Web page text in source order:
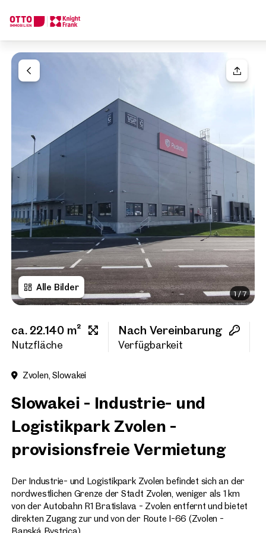
Alle Bilder
1/7
ca. 22.140 m²
Nutzfläche
Nach Vereinbarung
Verfügbarkeit
Zvolen, Slowakei
Slowakei - Industrie- und
Logistikpark Zvolen -
provisionsfreie Vermietung
Der Industrie- und Logistikpark Zvolen befindet sich an der
nordwestlichen Grenze der Stadt Zvolen, weniger als 1 km
von der Autobahn R1 Bratislava - Zvolen entfernt und bietet
direkten Zugang zur und von der Route I-66 (Zvolen -
Ihre Nachricht
Anrede
Bitte wählen
Titel (optional)
Vorname
Nachname
Telefonnummer
Ich habe die AGB und
Ich möchte regelmäßig
GmbH die angegebenen
Wir finden Ihre
Traumimmobilie
Sagen Sie uns was Sie suchen und wir finden Ihre
Wie möchten Sie uns kontaktieren?
Online
Direkte:r Ansprechpartner:in
Anrufen oder Rückruf vereinbaren